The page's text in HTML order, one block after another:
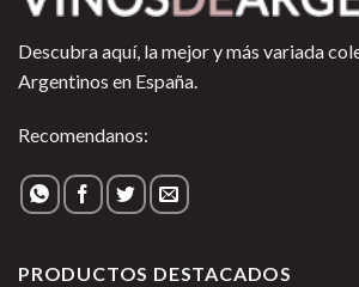
Descubra aquí, la mejor y más variada
Argentinos en España.
Recomendanos:
PRODUCTOS DESTACADOS